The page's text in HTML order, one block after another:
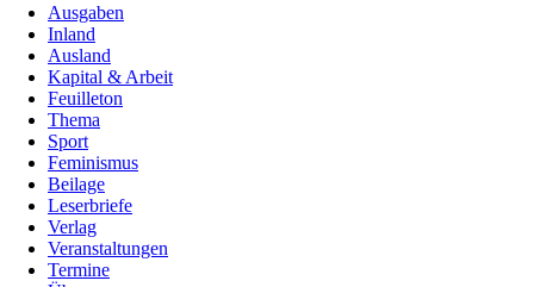
Ausgaben
Inland
Ausland
Kapital & Arbeit
Feuilleton
Thema
Sport
Feminismus
Beilage
Leserbriefe
Verlag
Veranstaltungen
Termine